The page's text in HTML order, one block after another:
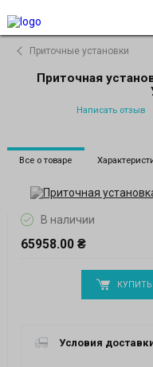
Приточные установки
Приточная
Написать отзыв
Все о товаре
В наличии
65958.00 ₴
КУПИТЬ
Условия